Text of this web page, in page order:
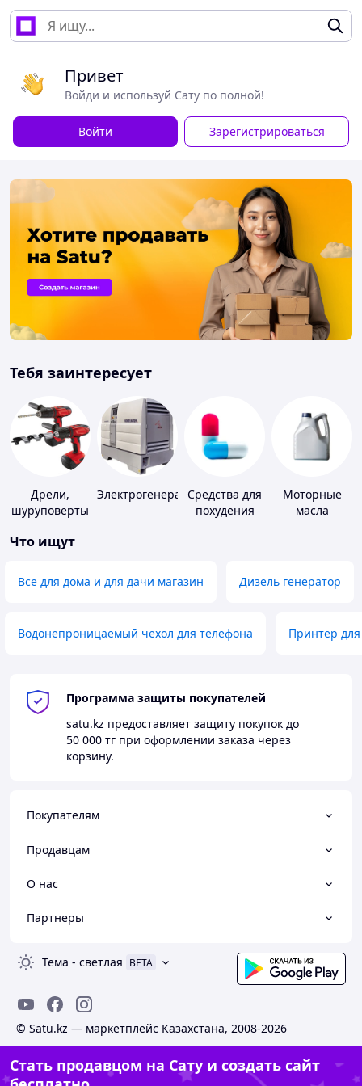
Привет
Войди и используй Сату по полной!
Войти Зарегистрироваться
Тебя заинтересует
Дрели,
шуруповерты
ЭлектрогенераторыСредства для
похудения
Моторные
масла
Что ищут
Все для дома и для дачи магазин Дизель генератор
Водонепроницаемый чехол для телефона Принтер
Программа защиты покупателей
satu.kz предоставляет защиту покупок до
50 000 тг при оформлении заказа через
корзину.
Покупателям
Продавцам
О нас
Партнеры
Тема - светлая BETA
© Satu.kz — маркетплейс Казахстана, 2008-2026
Стать продавцом на Сату и создать сайт